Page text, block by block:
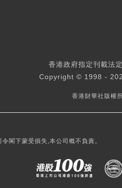
香港政府指定刊載法
Copyright © 1998 -
香港財華社版權
閣下蒙受損失,本公司概不負責。